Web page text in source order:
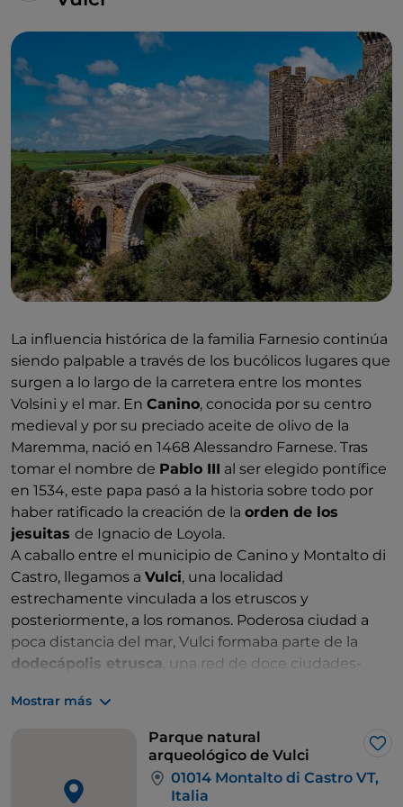
La influencia histórica de la familia Farnesio continúa
siendo palpable a través de los bucólicos lugares que
surgen a lo largo de la carretera entre los montes
Volsini y el mar. En Canino, conocida por su centro
medieval y por su preciado aceite de olivo de la
Maremma, nació en 1468 Alessandro Farnese. Tras
tomar el nombre de Pablo III al ser elegido pontífice
en 1534, este papa pasó a la historia sobre todo por
haber ratificado la creación de la orden de los
jesuitas de Ignacio de Loyola.
A caballo entre el municipio de Canino y Montalto di
Castro, llegamos a Vulci, una localidad
estrechamente vinculada a los etruscos y
posteriormente, a los romanos. Poderosa ciudad a
poca distancia del mar, Vulci formaba parte de la
dodecápolis etrusca
, una red de doce ciudades-
religiosa y militar entre ellas. A diferencia de Tuscania,
que continuó floreciendo incluso después de la
conquista romana, Vulci sufrió gravemente la nueva
dominación, que agravó su irremediable decadencia.
Alrededor del antiguo pueblo de Vulci se desarrolla
Mostrar más
Parque natural
arqueológico de Vulci
Me
01014 Montalto di Castro VT,
Italia